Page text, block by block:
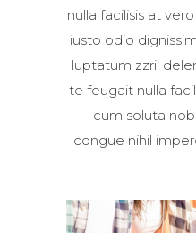
nulla facilisis at
iusto odio
luptatum zzril
te feugait nulla
cum soluta
congue nihil